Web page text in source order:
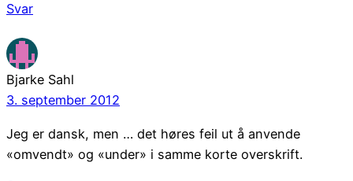
Svar
Bjarke Sahl
3. september 2012
Jeg er dansk, men … det høres feil ut å anvende
«omvendt» og «under» i samme korte overskrift.